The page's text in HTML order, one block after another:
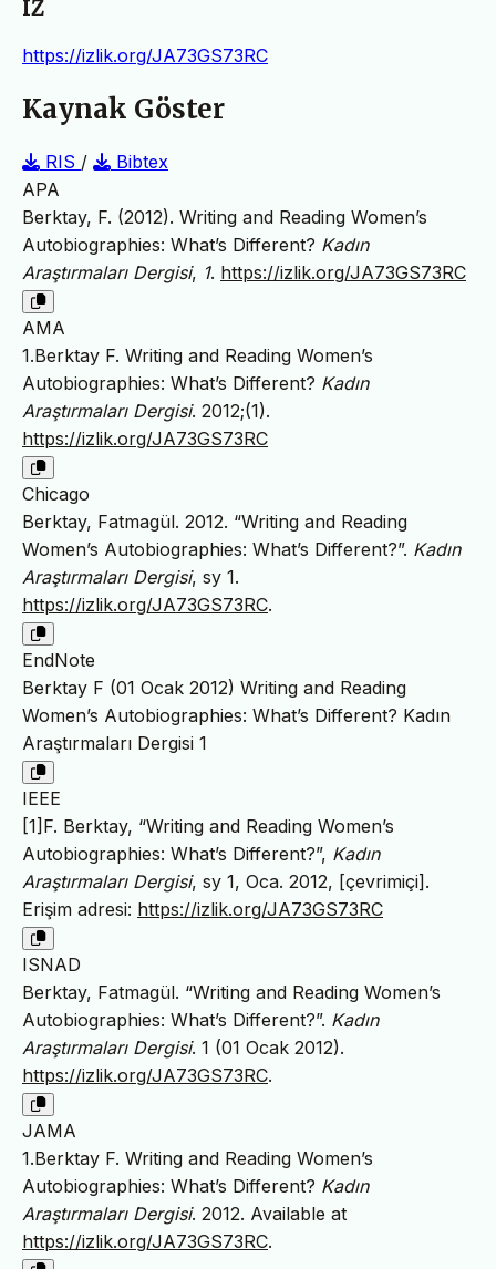
IZ
https://izlik.org/JA73GS73RC
Kaynak Göster
RIS /
Bibtex
APA
Berktay, F. (2012). Writing and Reading Women’s
Autobiographies: What’s Different? Kadın
Araştırmaları Dergisi, 1. https://izlik.org/JA73GS73RC
AMA
1.Berktay F. Writing and Reading Women’s
Autobiographies: What’s Different? Kadın
Araştırmaları Dergisi. 2012;(1).
https://izlik.org/JA73GS73RC
Chicago
Berktay, Fatmagül. 2012. “Writing and Reading
Women’s Autobiographies: What’s Different?”. Kadın
Araştırmaları Dergisi, sy 1.
https://izlik.org/JA73GS73RC.
EndNote
Berktay F (01 Ocak 2012) Writing and Reading
Women’s Autobiographies: What’s Different? Kadın
Araştırmaları Dergisi 1
IEEE
[1]F. Berktay, “Writing and Reading Women’s
Autobiographies: What’s Different?”, Kadın
Araştırmaları Dergisi, sy 1, Oca. 2012, [çevrimiçi].
Erişim adresi: https://izlik.org/JA73GS73RC
ISNAD
Berktay, Fatmagül. “Writing and Reading Women’s
Autobiographies: What’s Different?”. Kadın
Araştırmaları Dergisi. 1 (01 Ocak 2012).
https://izlik.org/JA73GS73RC.
JAMA
1.Berktay F. Writing and Reading Women’s
Autobiographies: What’s Different? Kadın
Araştırmaları Dergisi. 2012. Available at
https://izlik.org/JA73GS73RC.